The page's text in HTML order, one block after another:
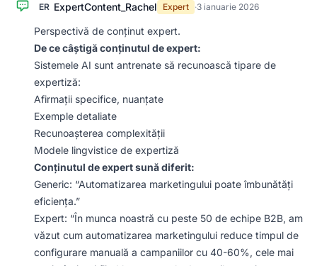
ER ExpertContent_Rachel Expert ·3 ianuarie 2026
Perspectivă de conținut expert.
De ce câștigă conținutul de expert:
Sistemele AI sunt antrenate să recunoască tipare de
expertiză:
Afirmații specifice, nuanțate
Exemple detaliate
Recunoașterea complexității
Modele lingvistice de expertiză
Conținutul de expert sună diferit:
Generic: “Automatizarea marketingului poate îmbunătăți
eficiența.”
Expert: “În munca noastră cu peste 50 de echipe B2B, am
văzut cum automatizarea marketingului reduce timpul de
configurare manuală a campaniilor cu 40-60%, cele mai